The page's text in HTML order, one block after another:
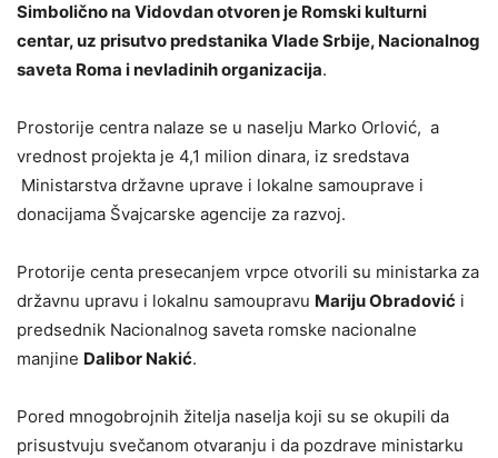
Simbolično na Vidovdan otvoren je Romski kulturni
centar, uz prisutvo predstanika Vlade Srbije, Nacionalnog
saveta Roma i nevladinih organizacija.
Prostorije centra nalaze se u naselju Marko Orlović, a
vrednost projekta je 4,1 milion dinara, iz sredstava
Ministarstva državne uprave i lokalne samouprave i
donacijama Švajcarske agencije za razvoj.
Protorije centa presecanjem vrpce otvorili su ministarka za
državnu upravu i lokalnu samoupravu Mariju Obradović i
predsednik Nacionalnog saveta romske nacionalne
manjine Dalibor Nakić.
Pored mnogobrojnih žitelja naselja koji su se okupili da
prisustvuju svečanom otvaranju i da pozdrave ministarku